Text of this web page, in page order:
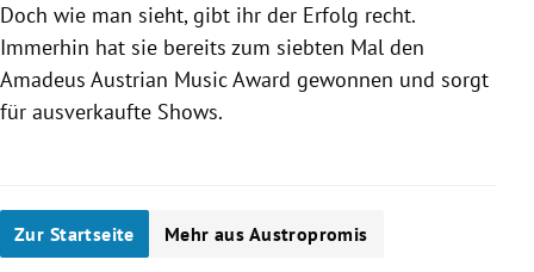
Doch wie man sieht, gibt ihr der Erfolg recht.
Immerhin hat sie bereits zum siebten Mal den
Amadeus Austrian Music Award gewonnen und sorgt
für ausverkaufte Shows.
Zur Startseite Mehr aus Austropromis